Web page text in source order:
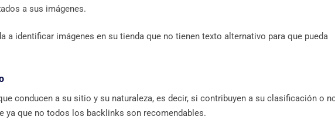
a sus imágenes.
a identificar imágenes en su tienda que no tienen texto alternativo para que pueda
conducen a su sitio y su naturaleza, es decir, si contribuyen a su clasificación o
ya que no todos los backlinks son recomendables.